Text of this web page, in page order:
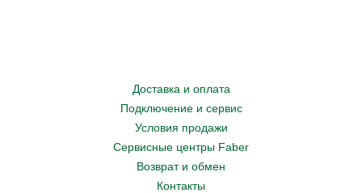
Доставка и оплата
Подключение и сервис
Условия продажи
Сервисные центры Faber
Возврат и обмен
Контакты